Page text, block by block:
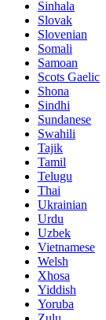
Sinhala
Slovak
Slovenian
Somali
Samoan
Scots Gaelic
Shona
Sindhi
Sundanese
Swahili
Tajik
Tamil
Telugu
Thai
Ukrainian
Urdu
Uzbek
Vietnamese
Welsh
Xhosa
Yiddish
Yoruba